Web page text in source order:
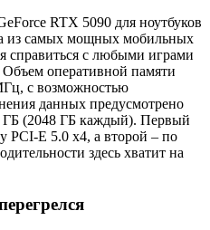
RTX 5090 для ноутбуков
из самых мощных мобильных
справиться с любыми играми
оперативной памяти
с возможностью
данных предусмотрено
(2048 ГБ каждый). Первый
PCI-E 5.0 x4, а второй – по
здесь хватит на